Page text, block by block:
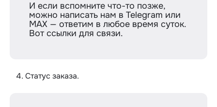
И если вспомните что-то позже,
можно написать нам в Telegram или
MAX — ответим в любое время суток.
Вот ссылки для связи.
Статус заказа.